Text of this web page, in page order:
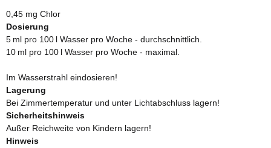
0,45 mg Chlor
Dosierung
5 ml pro 100 l Wasser pro Woche - durchschnittlich.
10 ml pro 100 l Wasser pro Woche - maximal.
Im Wasserstrahl eindosieren!
Lagerung
Bei Zimmertemperatur und unter Lichtabschluss lagern!
Sicherheitshinweis
Außer Reichweite von Kindern lagern!
Hinweis